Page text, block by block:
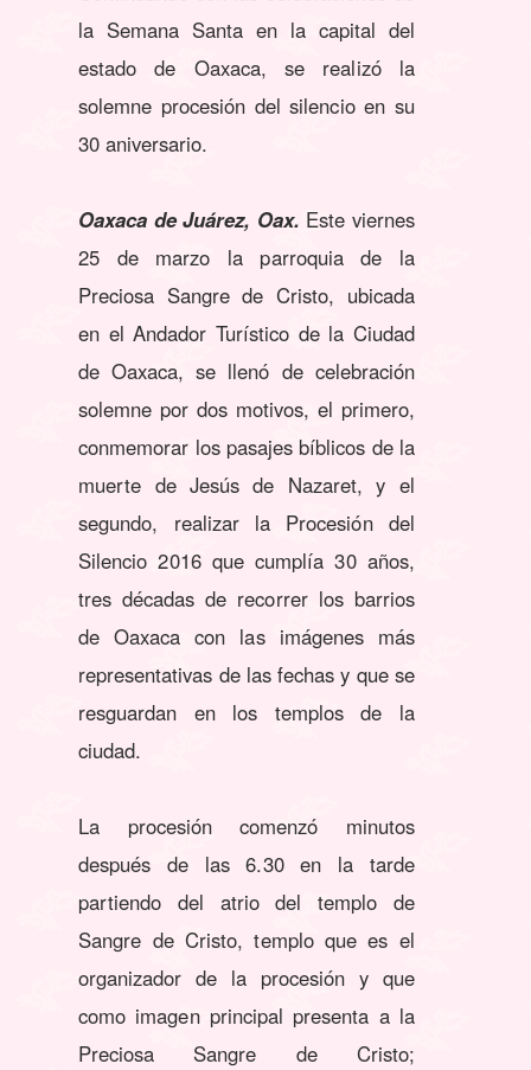
la Semana Santa en la capital del
estado de Oaxaca, se realizó la
solemne procesión del silencio en su
30 aniversario.
Oaxaca de Juárez, Oax. Este viernes
25 de marzo la parroquia de la
Preciosa Sangre de Cristo, ubicada
en el Andador Turístico de la Ciudad
de Oaxaca, se llenó de celebración
solemne por dos motivos, el primero,
conmemorar los pasajes bíblicos de la
muerte de Jesús de Nazaret, y el
segundo, realizar la Procesión del
Silencio 2016 que cumplía 30 años,
tres décadas de recorrer los barrios
de Oaxaca con las imágenes más
representativas de las fechas y que se
resguardan en los templos de la
ciudad.
La procesión comenzó minutos
después de las 6.30 en la tarde
partiendo del atrio del templo de
Sangre de Cristo, templo que es el
organizador de la procesión y que
como imagen principal presenta a la
Preciosa Sangre de Cristo;